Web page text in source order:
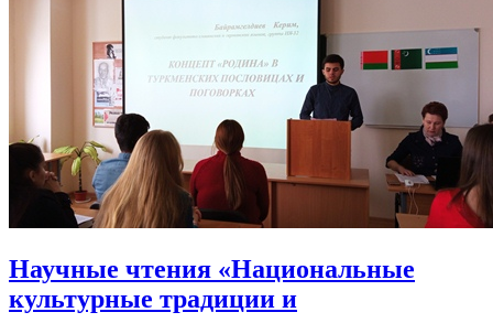
Научные чтения «Национальные
культурные традиции и